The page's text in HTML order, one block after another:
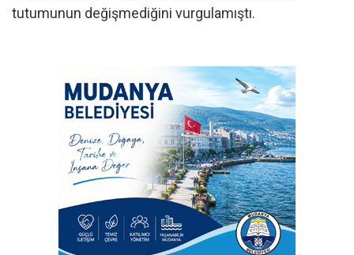
tutumunun değişmediğini vurgulamıştı.